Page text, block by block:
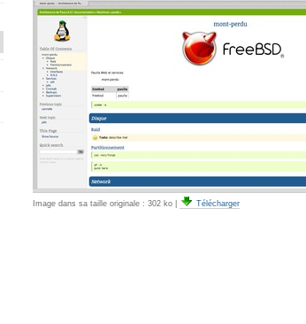
Image dans sa taille originale : 302 ko Télécharger